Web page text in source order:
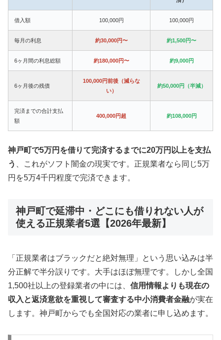
借入額 100,000円 100,000円
毎月の利息 約30,000円〜 約1,500円〜
6ヶ月間の利息総額 約180,000円〜 約9,000円
6ヶ月後の残債
100,000円前後（減らな
い）
約50,000円（半減）
完済までの合計支払
額
400,000円超 約108,000円
神戸町で5万円を借りて完済するまでに20万円以上を支払
う
、これがソフト闇金の現実です。正規業者なら同じ5万
円を5万4千円程度で完済できます。
神戸町で延滞中・どこにも借りれない人が
使える正規業者5選【2026年最新】
「正規業者はブラックだと絶対無理」という思い込みは半
分正解で半分誤りです。大手はほぼ無理です。しかし全国
1,500社以上の登録業者の中には、 信用情報よりも現在の
収入と返済意欲を重視して審査する中小消費者金融が実在
します。神戸町からでも全国対応の業者に申し込めます。